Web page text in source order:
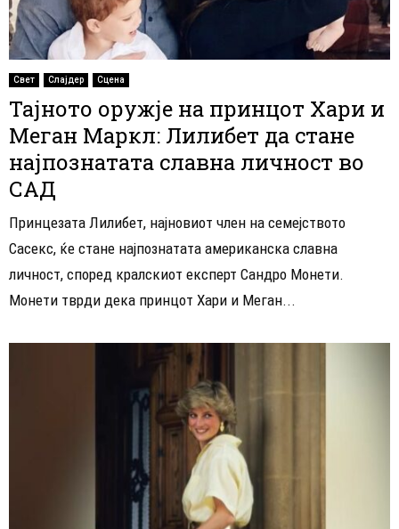
Свет Слајдер Сцена
Тајното оружје на принцот Хари и
Меган Маркл: Лилибет да стане
најпознатата славна личност во
САД
Принцезата Лилибет, најновиот член на семејството
Сасекс, ќе стане најпознатата американска славна
личност, според кралскиот експерт Сандро Монети.
Монети тврди дека принцот Хари и Меган...